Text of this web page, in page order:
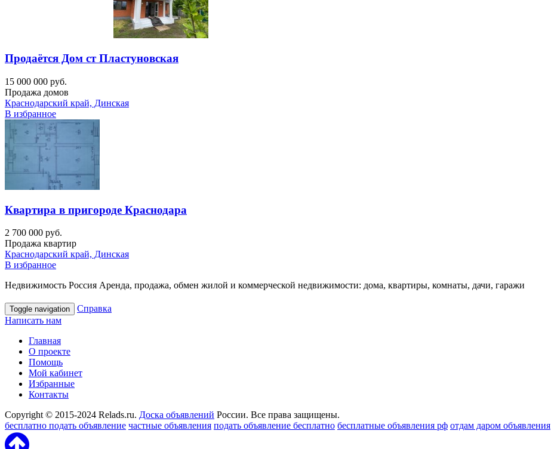
Продаётся Дом ст Пластуновская
15 000 000 руб.
Продажа домов
Краснодарский край, Динская
В избранное
Квартира в пригороде Краснодара
2 700 000 руб.
Продажа квартир
Краснодарский край, Динская
В избранное
Недвижимость Россия Аренда, продажа, обмен жилой и коммерческой недвижимости: дома, квартиры, комнаты, дачи, гаражи
Toggle navigation
Справка
Написать нам
Главная
О проекте
Помощь
Мой кабинет
Избранные
Контакты
Copyright © 2015-2024 Relads.ru. Доска объявлений России. Все права защищены.
бесплатно подать объявление частные объявления подать объявление бесплатно бесплатные объявления рф отдам даром объявления